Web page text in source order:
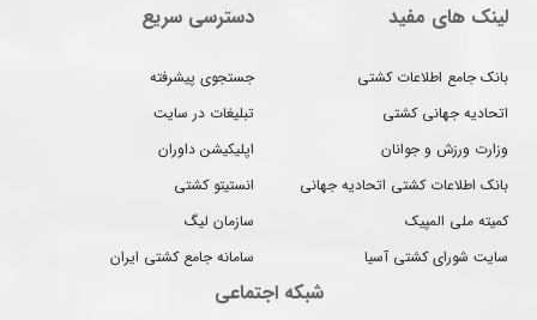
لینک های مفید
بانک جامع اطلاعات کشتی
اتحادیه جهانی کشتی
وزارت ورزش و جوانان
بانک اطلاعات کشتی اتحادیه جهانی
کمیته ملی المپیک
سایت شورای کشتی آسیا
دسترسی سریع
جستجوی پیشرفته
تبلیغات در سایت
اپلیکیشن داوران
انستیتو کشتی
سازمان لیگ
سامانه جامع کشتی ایران
شبکه اجتماعی